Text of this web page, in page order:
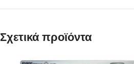
Σχετικά προϊόντα